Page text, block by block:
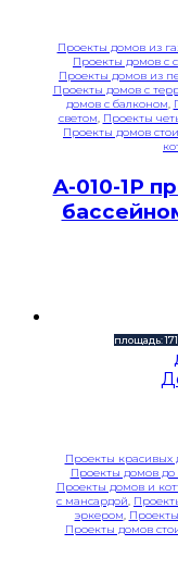
Проекты домов из
Проекты домов с
Проекты домов из
Проекты домов с
домов с балконом,
светом, Проекты
Проекты домов
A-010-1P
площадь:
Проекты красивых
Проекты домов до
Проекты домов и
с мансардой,
эркером,
Проекты домов